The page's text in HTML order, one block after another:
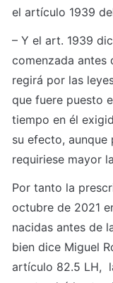
el artículo 1939
– Y el art. 1939
comenzada antes
regirá por las
que fuere puesto
tiempo en él
su efecto, aunque
requiriese mayor
Por tanto la
octubre de 2021
nacidas antes de
bien dice Miguel
artículo 82.5 LH,